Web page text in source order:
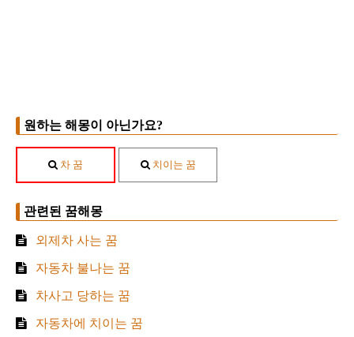
원하는 해몽이 아닌가요?
차 꿈 치이는 꿈
관련된 꿈해몽
외제차 사는 꿈
자동차 불나는 꿈
차사고 당하는 꿈
자동차에 치이는 꿈